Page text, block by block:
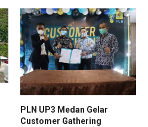
PLN UP3 Medan Gelar
Customer Gathering